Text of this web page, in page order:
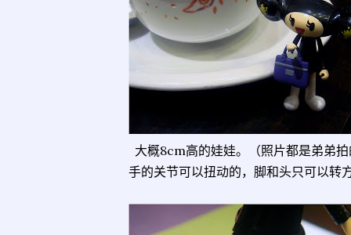
大概8cm高的娃娃。（照片都是弟弟
手的关节可以扭动的，脚和头只可以转